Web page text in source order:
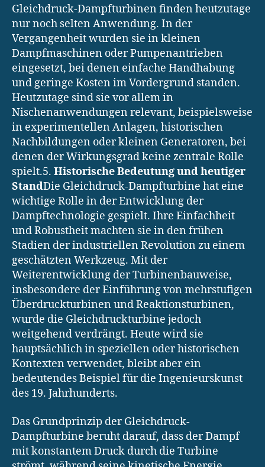
Gleichdruck-Dampfturbinen finden heutzutage
nur noch selten Anwendung. In der
Vergangenheit wurden sie in kleinen
Dampfmaschinen oder Pumpenantrieben
eingesetzt, bei denen einfache Handhabung
und geringe Kosten im Vordergrund standen.
Heutzutage sind sie vor allem in
Nischenanwendungen relevant, beispielsweise
in experimentellen Anlagen, historischen
Nachbildungen oder kleinen Generatoren, bei
denen der Wirkungsgrad keine zentrale Rolle
spielt.5. Historische Bedeutung und heutiger
StandDie Gleichdruck-Dampfturbine hat eine
wichtige Rolle in der Entwicklung der
Dampftechnologie gespielt. Ihre Einfachheit
und Robustheit machten sie in den frühen
Stadien der industriellen Revolution zu einem
geschätzten Werkzeug. Mit der
Weiterentwicklung der Turbinenbauweise,
insbesondere der Einführung von mehrstufigen
Überdruckturbinen und Reaktionsturbinen,
wurde die Gleichdruckturbine jedoch
weitgehend verdrängt. Heute wird sie
hauptsächlich in speziellen oder historischen
Kontexten verwendet, bleibt aber ein
bedeutendes Beispiel für die Ingenieurskunst
des 19. Jahrhunderts.
Das Grundprinzip der Gleichdruck-
Dampfturbine beruht darauf, dass der Dampf
mit konstantem Druck durch die Turbine